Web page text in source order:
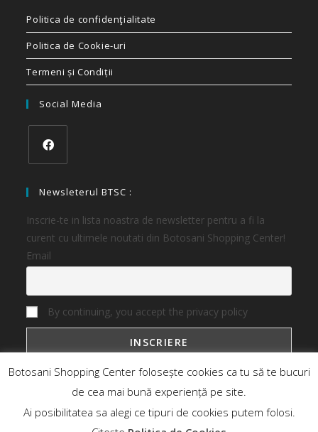
Politica de confidenţialitate
Politica de Cookie-uri
Termeni și Condiții
Social Media
Newsleterul BTSC :
Inscrie-te in lista noastra de newsletter pentru a fi la
curent cu ultimele noutati din Botosani Shopping Center!
Email
By continuing, you accept the privacy policy
Botosani Shopping Center Magazine
Botosani Shopping Center folosește cookies ca tu să te bucuri
de cea mai bună experiență pe site.
Ai posibilitatea sa alegi ce tipuri de cookies putem folosi.